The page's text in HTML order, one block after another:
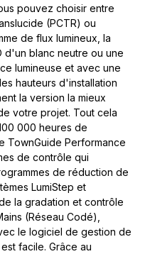
pouvez choisir entre
(PCTR) ou
de flux lumineux, la
d'un blanc neutre ou une
lumineuse et avec une
hauteurs d'installation
la version la mieux
votre projet. Tout cela
000 heures de
TownGuide Performance
de contrôle qui
de réduction de
LumiStep et
la gradation et contrôle
(Réseau Codé),
le logiciel de gestion de
facile. Grâce au